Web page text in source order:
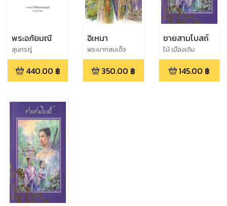
พระอภัยมณี
สุนทรภู่
440.00 ฿
อิเหนา
พระบาทสมเด็จ
พระพุทธเลิศหล้า
นภาลัย350.00 ฿
ชายสามโบสถ์
ไม้ เมืองเดิม
145.00 ฿